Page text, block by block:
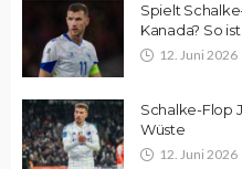
Spielt
Kanada? So
12. Juni 2026
Schalke-Flop
Wüste
12. Juni 2026